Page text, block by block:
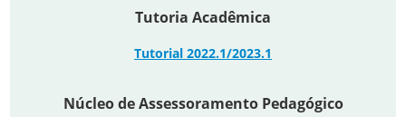
Tutoria Acadêmica
Tutorial 2022.1/2023.1
Núcleo de Assessoramento Pedagógico